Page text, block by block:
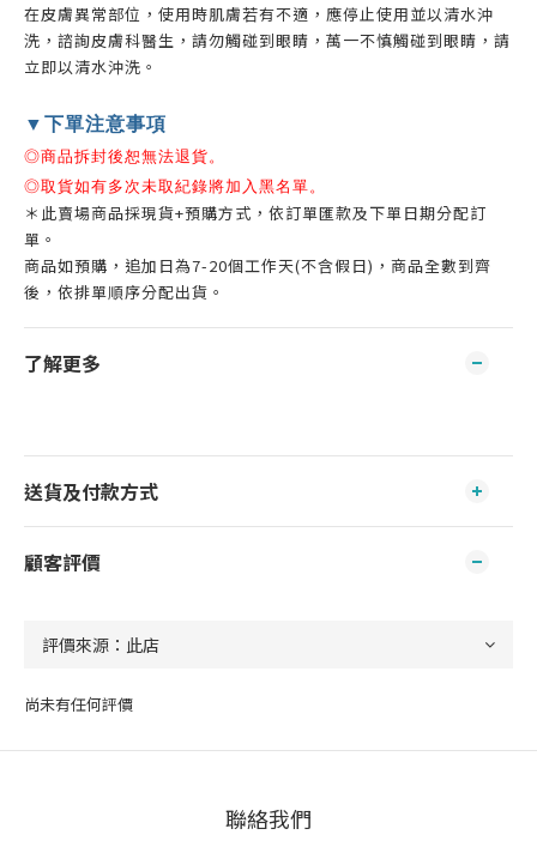
在皮膚異常部位，使用時肌膚若有不適，應停止使用並以清水沖
洗，諮詢皮膚科醫生，請勿觸碰到眼睛，萬一不慎觸碰到眼睛，請
立即以清水沖洗。
▼下單注意事項
◎商品拆封後恕無法退貨。
◎取貨如有多次未取紀錄將加入黑名單。
＊此賣場商品採現貨+預購方式，依訂單匯款及下單日期分配訂
單。
商品如預購，追加日為7-20個工作天(不含假日)，商品全數到齊
後，依排單順序分配出貨。
了解更多
送貨及付款方式
顧客評價
尚未有任何評價
聯絡我們